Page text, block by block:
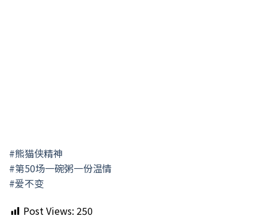
#熊猫侠精神
#第50场一碗粥一份温情
#爱不变
Post Views: 250